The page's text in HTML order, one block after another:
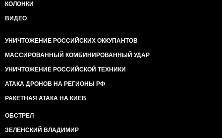
КОЛОНКИ
ВИДЕО
УНИЧТОЖЕНИЕ РОССИЙСКИХ ОККУПАНТОВ
МАССИРОВАННЫЙ КОМБИНИРОВАННЫЙ УДАР
УНИЧТОЖЕНИЕ РОССИЙСКОЙ ТЕХНИКИ
АТАКА ДРОНОВ НА РЕГИОНЫ РФ
РАКЕТНАЯ АТАКА НА КИЕВ
ОБСТРЕЛ
ЗЕЛЕНСКИЙ ВЛАДИМИР